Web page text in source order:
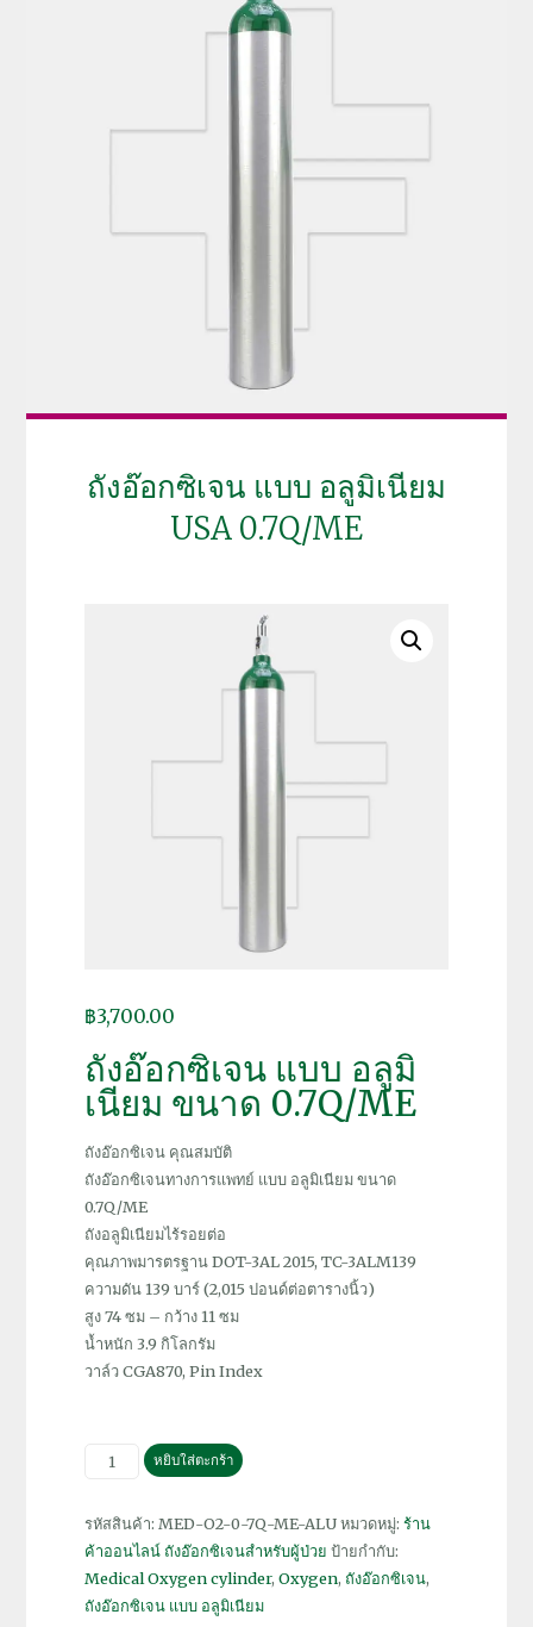
ถังอ๊อกซิเจน แบบ อลูมิเนียม
USA 0.7Q/ME
฿3,700.00
ถังอ๊อกซิเจน แบบ อลูมิ
เนียม ขนาด 0.7Q/ME
ถังอ๊อกซิเจน คุณสมบัติ
ถังอ๊อกซิเจนทางการแพทย์ แบบ อลูมิเนียม ขนาด
0.7Q/ME
ถังอลูมิเนียมไร้รอยต่อ
คุณภาพมารตรฐาน DOT-3AL 2015, TC-3ALM139
ความดัน 139 บาร์ (2,015 ปอนด์ต่อตารางนิ้ว)
สูง 74 ซม – กว้าง 11 ซม
น้ำหนัก 3.9 กิโลกรัม
วาล์ว CGA870, Pin Index
จำนวน
หยิบใส่ตะกร้า
รหัสสินค้า: MED-O2-0-7Q-ME-ALU หมวดหมู่: ร้าน
ค้าออนไลน์ ถังอ๊อกซิเจนสำหรับผู้ป่วย ป้ายกำกับ:
Medical Oxygen cylinder, Oxygen, ถังอ๊อกซิเจน,
ถังอ๊อกซิเจน แบบ อลูมิเนียม